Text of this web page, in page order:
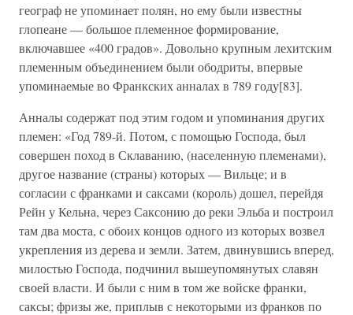
географ не упоминает полян, но ему были известны
глопеане — большое племенное формирование,
включавшее «400 градов». Довольно крупным лехитским
племенным объединением были ободриты, впервые
упоминаемые во Франкских анналах в 789 году[83].
Анналы содержат под этим годом и упоминания других
племен: «Год 789-й. Потом, с помощью Господа, был
совершен поход в Склаванию, (населенную племенами),
другое название (страны) которых — Вильце; и в
согласии с франками и саксами (король) дошел, перейдя
Рейн у Кельна, через Саксонию до реки Эльба и построил
там два моста, с обоих концов одного из которых возвел
укрепления из дерева и земли. Затем, двинувшись вперед,
милостью Господа, подчинил вышеупомянутых славян
своей власти. И были с ним в том же войске франки,
саксы; фризы же, приплыв с некоторыми из франков по